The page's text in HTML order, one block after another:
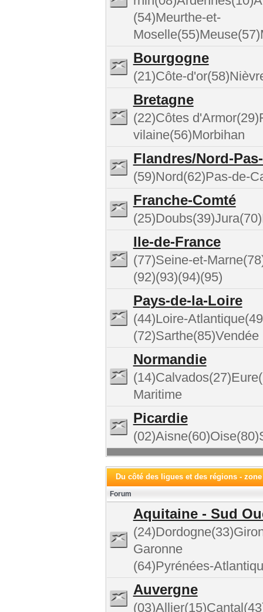
(54)Meurthe-et-
Bourgogne
(21)Côte-
Bretagne
(22)Côtes
vilaine(56)Morbihan
Flandres/Nord-
(59)Nord(62)Pas-de-
Franche-Comté
Ile-de-France
(77)Seine-et-
(92)(93)(94)(95)
Pays-de-la-Loire
(44)Loire-
(72)Sarthe(85)Vendée
Normandie
Maritime
Picardie
Du côté des ligues et des régions -
Forum
Aquitaine - Sud
Garonne
(64)Pyrénées-
Auvergne